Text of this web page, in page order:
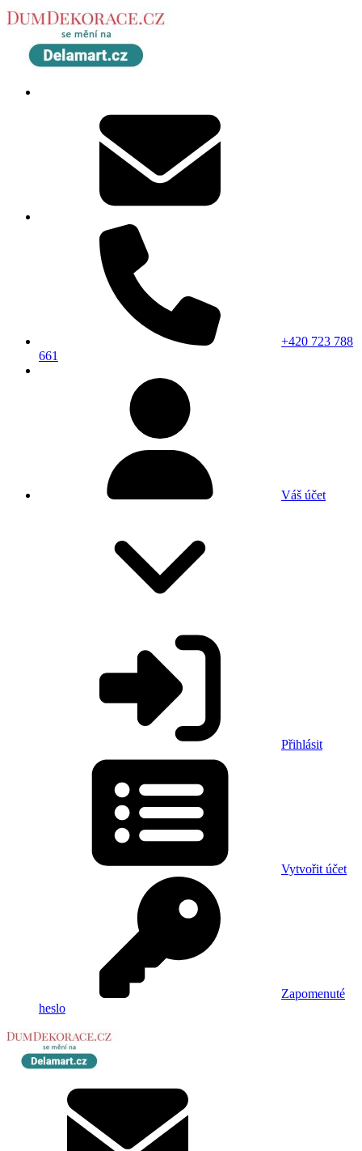
+420 723 788
661
Váš účet
Přihlásit
Vytvořit účet
Zapomenuté
heslo